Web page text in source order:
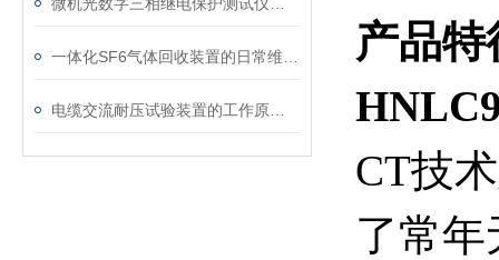
产品特
CT技
了常